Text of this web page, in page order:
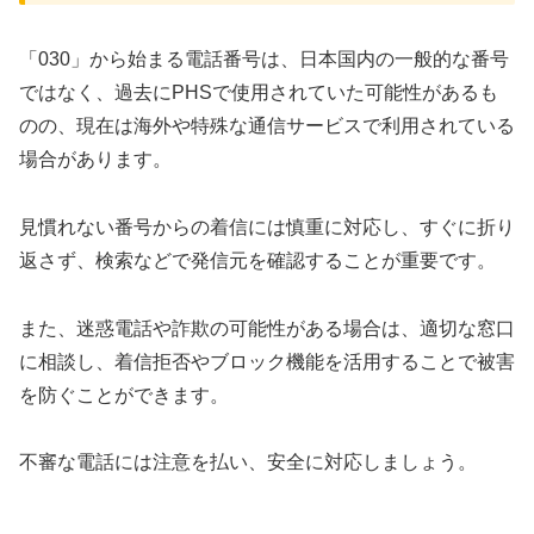
「030」から始まる電話番号は、日本国内の一般的な番号
ではなく、過去にPHSで使用されていた可能性があるも
のの、現在は海外や特殊な通信サービスで利用されている
場合があります。
見慣れない番号からの着信には慎重に対応し、すぐに折り
返さず、検索などで発信元を確認することが重要です。
また、迷惑電話や詐欺の可能性がある場合は、適切な窓口
に相談し、着信拒否やブロック機能を活用することで被害
を防ぐことができます。
不審な電話には注意を払い、安全に対応しましょう。